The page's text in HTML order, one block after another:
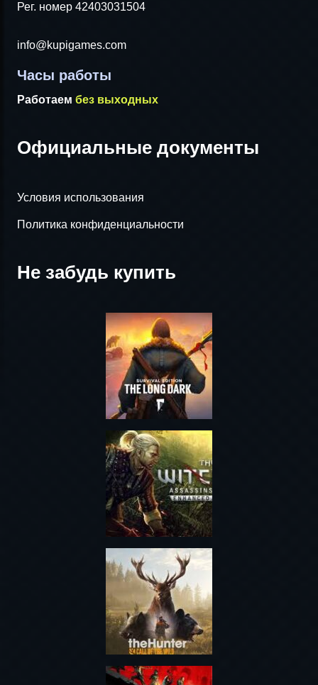
Рег. номер 42403031504
info@kupigames.com
Часы работы
Работаем без выходных
Официальные документы
Условия использования
Политика конфиденциальности
Не забудь купить